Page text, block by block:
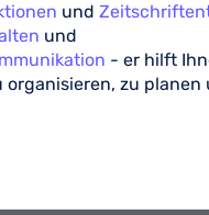
und
und
- er hilft
organisieren, zu planen